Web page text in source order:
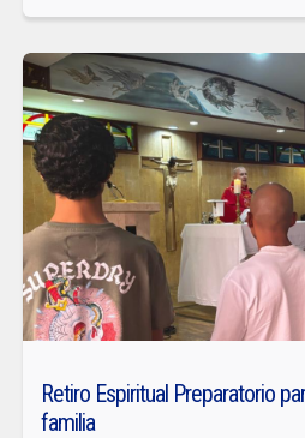
Retiro Espiritual Preparatorio
familia